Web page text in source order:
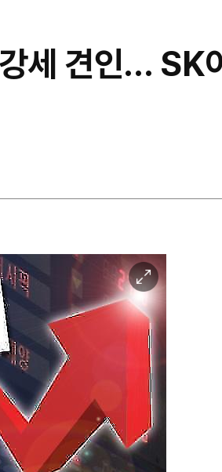
세 견인… SK
이
미
지